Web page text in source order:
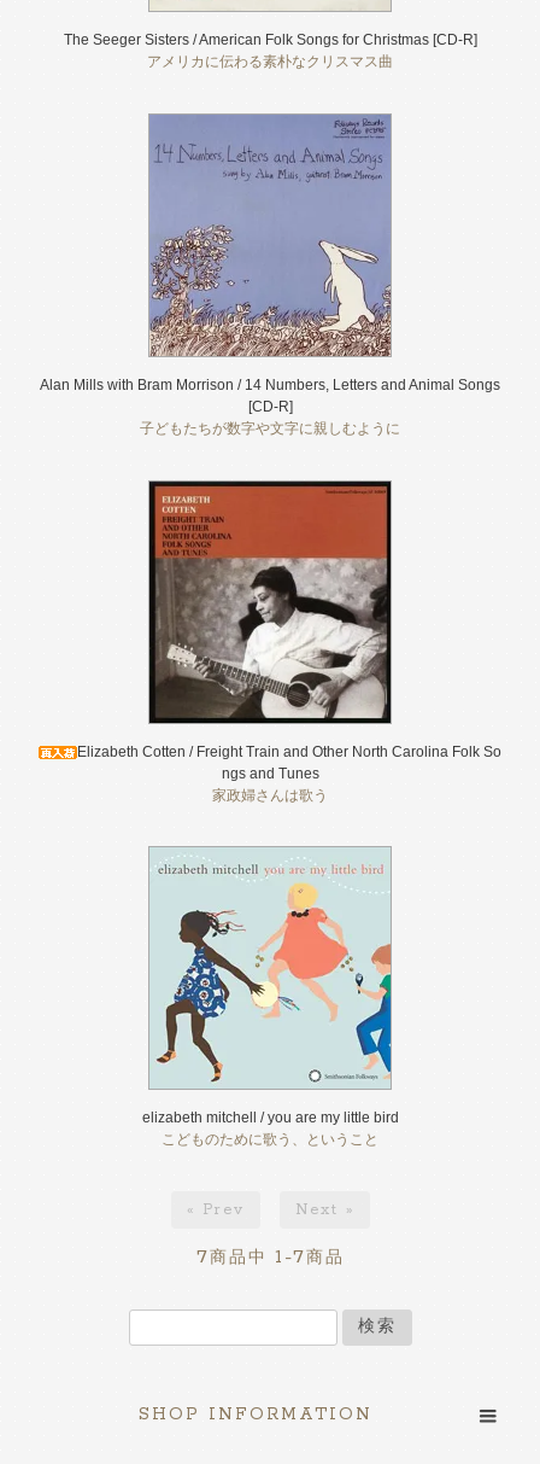
The Seeger Sisters / American Folk Songs for Christmas [CD-R]
アメリカに伝わる素朴なクリスマス曲
Alan Mills with Bram Morrison / 14 Numbers, Letters and Animal Songs
[CD-R]
子どもたちが数字や文字に親しむように
Elizabeth Cotten / Freight Train and Other North Carolina Folk So
ngs and Tunes
家政婦さんは歌う
elizabeth mitchell / you are my little bird
こどものために歌う、ということ
« Prev Next »
7 商品中 1-7 商品
検索
SHOP INFORMATION